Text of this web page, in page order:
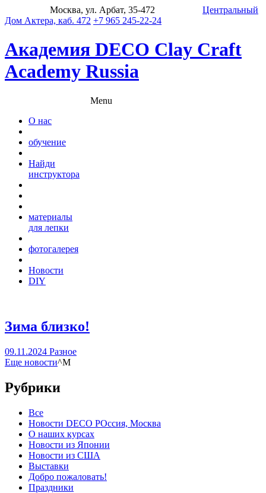
Москва, ул. Арбат, 35-472
Центральный
Дом Актера, каб. 472 +7 965 245-22-24
Академия DECO Clay Craft
Academy Russia
Menu
О нас
обучение
Найди
инструктора
материалы
для лепки
фотогалерея
Новости
DIY
Зима близко!
09.11.2024 Разное
Еще новости^M
Рубрики
Все
Новости DECO РОссия, Москва
О наших курсах
Новости из Японии
Новости из США
Выставки
Добро пожаловать!
Праздники